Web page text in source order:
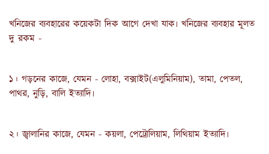
খনিজের ব্যবহারের কয়েকটা দিক আগে দেখা যাক৷ খনিজের ব্যবহার মূলত
দু রকম -
১। গড়নের কাজে, যেমন - লোহা, বক্সাইট(এলুমিনিয়াম), তামা, পেতল,
পাথর, নুড়ি, বালি ইত্যাদি৷
২। জ্বালানির কাজে, যেমন - কয়লা, পেট্রোলিয়াম, লিথিয়াম ইত্যাদি৷